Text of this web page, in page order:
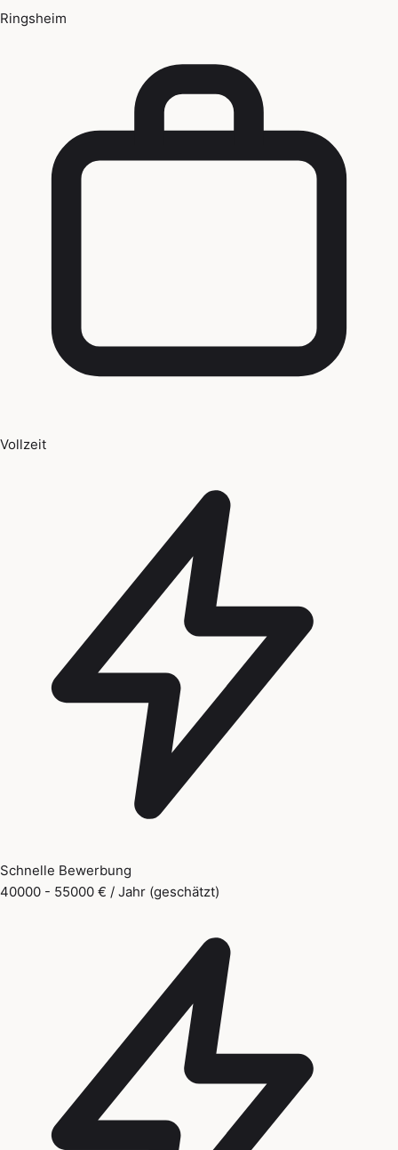
Ringsheim
Vollzeit
Schnelle Bewerbung
40000 - 55000 € / Jahr (geschätzt)